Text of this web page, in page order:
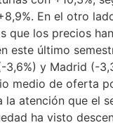
En el otro
que los precios
este último
3,6%) y Madrid (-
medio de oferta
la atención que el
ha visto